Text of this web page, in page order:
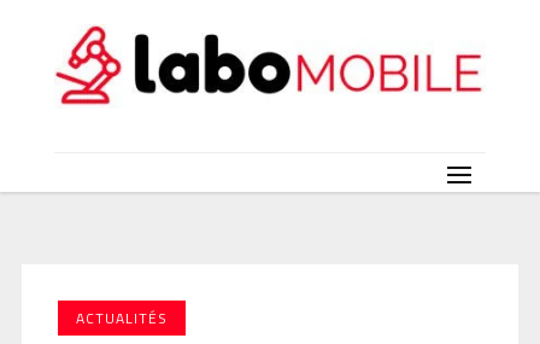
ACTUALITÉS